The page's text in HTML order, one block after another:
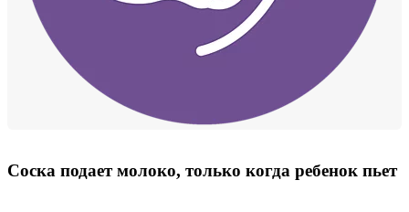
Соска подает молоко, только когда ребенок пьет